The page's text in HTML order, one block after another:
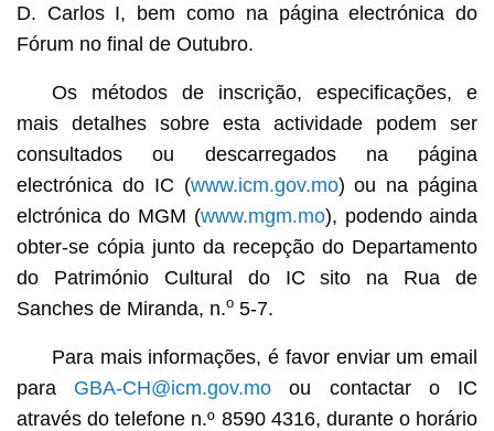
D. Carlos I, bem como na página electrónica do
Fórum no final de Outubro.
Os métodos de inscrição, especificações, e
mais detalhes sobre esta actividade podem ser
consultados ou descarregados na página
electrónica do IC (www.icm.gov.mo) ou na página
elctrónica do MGM (www.mgm.mo), podendo ainda
obter-se cópia junto da recepção do Departamento
do Património Cultural do IC sito na Rua de
Sanches de Miranda, n.o5-7.
Para mais informações, é favor enviar um email
para GBA-CH@icm.gov.mo ou contactar o IC
através do telefone n.º 8590 4316, durante o horário